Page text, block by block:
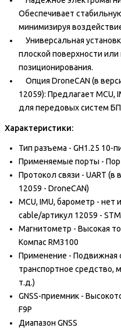
Обеспечивает
минимизируя
Универсальная
плоской поверхности
позиционирования.
Опция DroneCAN (в
12059): Предлагает MCU,
для передовых систем
Характеристики:
Тип разъема - GH1.25 10-
Применяемые порты -
Протокол связи - UART (в
12059 - DroneCAN)
MCU, IMU, барометр - нет
cable/артикул 12059 -
Магнитометр - Высокая
Компас RM3100
Применение - Подвижная
транспортное средство,
т.д.)
GNSS-приемник -
F9P
Диапазон GNSS